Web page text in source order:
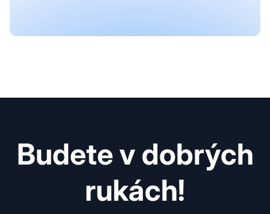
Budete v dobrých
rukách!